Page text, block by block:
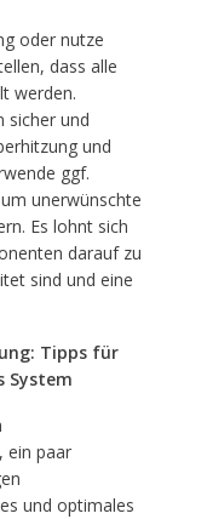
oder nutze
dass alle
werden.
sicher und
und
ggf.
unerwünschte
Es lohnt sich
darauf zu
sind und eine
Tipps für
System
ein paar
und optimales